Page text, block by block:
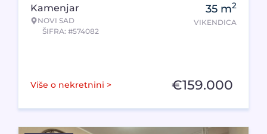
Kamenjar
NOVI SAD
ŠIFRA: #574082
35 m2
VIKENDICA
Više o nekretnini > €159.000